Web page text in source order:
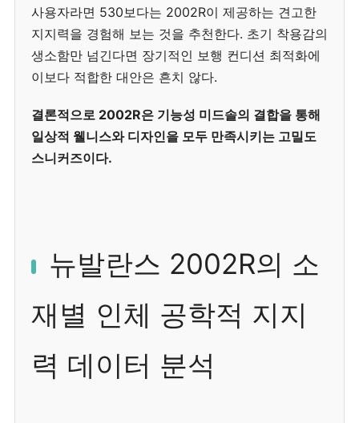
사용자라면 530보다는 2002R이 제공하는 견고한
지지력을 경험해 보는 것을 추천한다. 초기 착용감의
생소함만 넘긴다면 장기적인 보행 컨디션 최적화에
이보다 적합한 대안은 흔치 않다.
결론적으로 2002R은 기능성 미드솔의 결합을 통해
일상적 웰니스와 디자인을 모두 만족시키는 고밀도
스니커즈이다.
뉴발란스 2002R의 소
재별 인체 공학적 지지
력 데이터 분석